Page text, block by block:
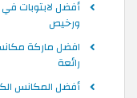
أفضل لابتوبات
ورخيص
افضل ماركة
رائعة
أفضل المكانس الكهربائية 2026